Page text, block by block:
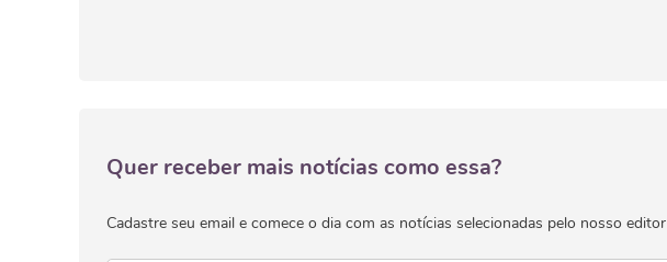
Quer receber mais notícias como essa?
Cadastre seu email e comece o dia com as notícias selecionadas pelo nosso editor